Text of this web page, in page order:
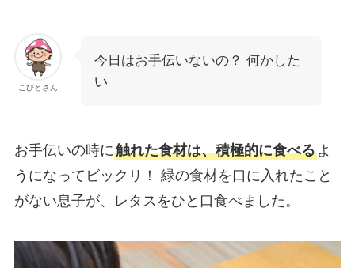
こびとさん
今日はお手伝いないの？ 何かした
い
お手伝いの時に触れた食材は、積極的に食べるよ
うになってビックリ！ 緑の食材を口に入れたこと
がない息子が、レタスをひと口食べました。